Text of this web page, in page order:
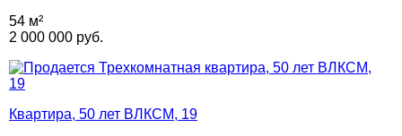
54 м²
2 000 000 руб.
Квартира, 50 лет ВЛКСМ, 19